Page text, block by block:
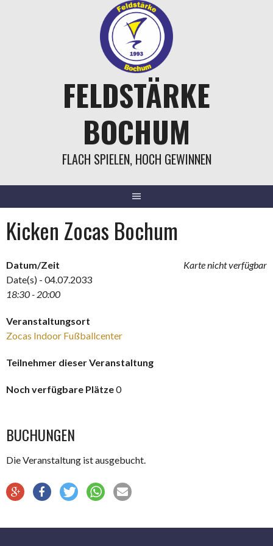
FELDSTÄRKE
BOCHUM
FLACH SPIELEN, HOCH GEWINNEN
Kicken Zocas Bochum
Karte nicht verfügbar
Datum/Zeit
Date(s) - 04.07.2033
18:30 - 20:00
Veranstaltungsort
Zocas Indoor Fußballcenter
Teilnehmer dieser Veranstaltung
Noch verfügbare Plätze0
BUCHUNGEN
Die Veranstaltung ist ausgebucht.